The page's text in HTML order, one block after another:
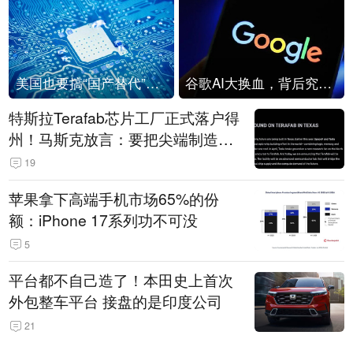
美国也要搞“国产替代”？先算清三笔账 谷歌AI大换血，背后究竟发生了什么？
特斯拉Terafab芯片工厂正式落户得
州！马斯克放言：要把尖端制造带
回美国
19
苹果拿下高端手机市场65%的份
额：iPhone 17系列功不可没
5
平台都不自己造了！本田史上首次
外包整车平台 接盘的是印度公司
21